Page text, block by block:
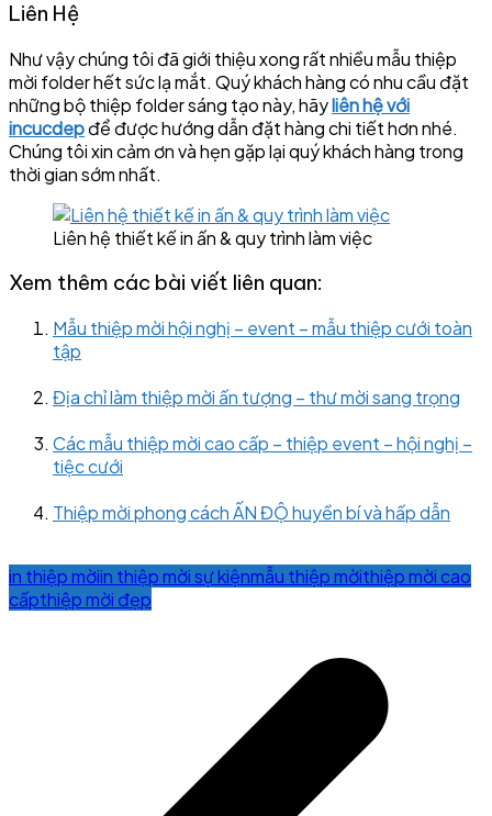
Liên Hệ
Như vậy chúng tôi đã giới thiệu xong rất nhiều mẫu thiệp
mời folder hết sức lạ mắt. Quý khách hàng có nhu cầu đặt
những bộ thiệp folder sáng tạo này, hãyliên hệ với
incucdepđể được hướng dẫn đặt hàng chi tiết hơn nhé.
Chúng tôi xin cảm ơn và hẹn gặp lại quý khách hàng trong
thời gian sớm nhất.
Liên hệ thiết kế in ấn & quy trình làm việc
Xem thêm các bài viết liên quan:
Mẫu thiệp mời hội nghị – event – mẫu thiệp cưới toàn
tập
Địa chỉ làm thiệp mời ấn tượng – thư mời sang trọng
Các mẫu thiệp mời cao cấp – thiệp event – hội nghị –
tiệc cưới
Thiệp mời phong cách ẤN ĐỘ huyền bí và hấp dẫn
in thiệp mờiin thiệp mời sự kiệnmẫu thiệp mờithiệp mời cao
cấpthiệp mời đẹp